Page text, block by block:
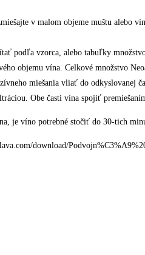
v malom objeme muštu alebo
podľa vzorca, alebo tabuľky
objemu vína. Celkové množstvo
miešania vliať do odkyslovanej
Obe časti vína spojiť
je víno potrebné stočiť do 30-tich
download/